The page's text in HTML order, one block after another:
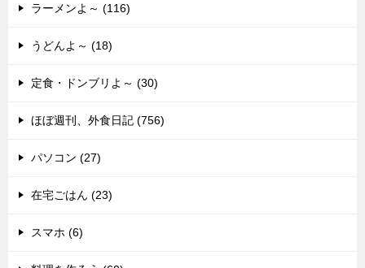
ラーメンよ～ (116)
うどんよ～ (18)
定食・ドンブリよ～ (30)
ほぼ週刊、外食日記 (756)
パソコン (27)
在宅ごはん (23)
スマホ (6)